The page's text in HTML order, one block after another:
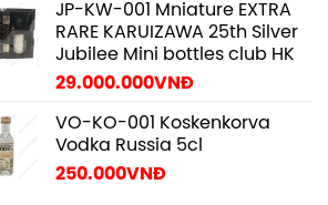
JP-KW-001 Mniature EXTRA
RARE KARUIZAWA 25th Silver
Jubilee Mini bottles club HK
29.000.000VNĐ
VO-KO-001 Koskenkorva
Vodka Russia 5cl
250.000VNĐ